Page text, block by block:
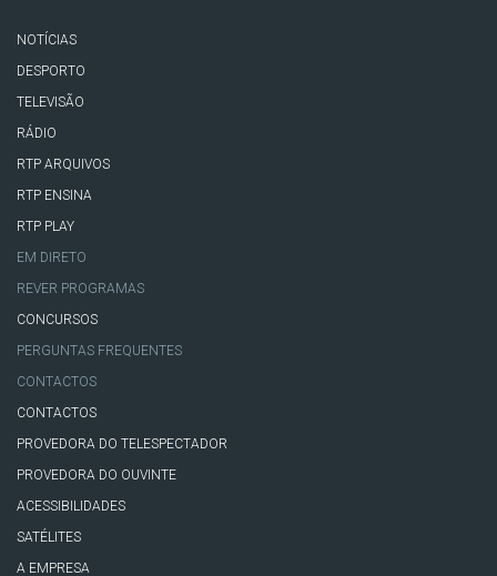
NOTÍCIAS
DESPORTO
TELEVISÃO
RÁDIO
RTP ARQUIVOS
RTP ENSINA
RTP PLAY
EM DIRETO
REVER PROGRAMAS
CONCURSOS
PERGUNTAS FREQUENTES
CONTACTOS
CONTACTOS
PROVEDORA DO TELESPECTADOR
PROVEDORA DO OUVINTE
ACESSIBILIDADES
SATÉLITES
A EMPRESA